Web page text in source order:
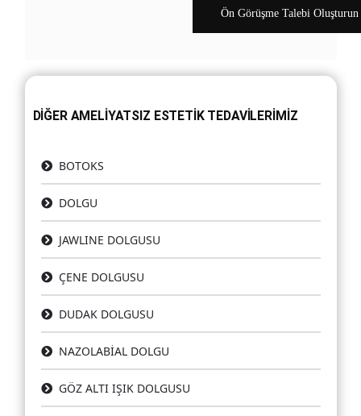
Ön Görüşme Talebi Oluşturun
DİĞER AMELİYATSIZ ESTETİK TEDAVİLERİMİZ
BOTOKS
DOLGU
JAWLINE DOLGUSU
ÇENE DOLGUSU
DUDAK DOLGUSU
NAZOLABİAL DOLGU
GÖZ ALTI IŞIK DOLGUSU